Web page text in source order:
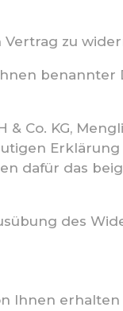
Vertrag zu
Co. KG,
dafür das
des
Ihnen